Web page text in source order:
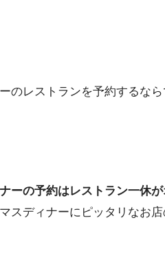
のレストランを予約するな
ーの予約はレストラン一休が
スディナーにピッタリなお